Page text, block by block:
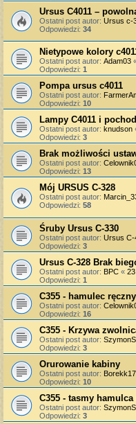
Ursus C4011 –
Ostatni post autor: Ursus c-
Odpowiedzi: 34
Nietypowe kolory
Ostatni post autor: Adam03
Odpowiedzi: 1
Pompa ursus c4011
Ostatni post autor:
Odpowiedzi: 10
Lampy C4011 i
Ostatni post autor: knudson
Odpowiedzi: 3
Brak możliwości
Ostatni post autor:
Odpowiedzi: 13
Mój URSUS C-328
Ostatni post autor:
Odpowiedzi: 58
Śruby Ursus C-330
Ostatni post autor: Ursus C-
Odpowiedzi: 3
Ursus C-328 Brak
Ostatni post autor: BPC «
Odpowiedzi: 1
C355 - hamulec ręczny
Ostatni post autor:
Odpowiedzi: 16
C355 - Krzywa
Ostatni post autor: SzymonS
Odpowiedzi: 3
Orurowanie kabiny
Ostatni post autor: Borekk17
Odpowiedzi: 10
C355 - tasmy
Ostatni post autor: SzymonS
Odpowiedzi: 3